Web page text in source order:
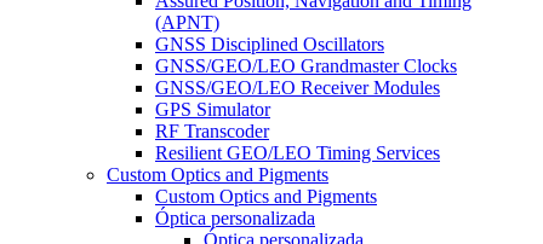
(APNT)
GNSS Disciplined Oscillators
GNSS/GEO/LEO Grandmaster Clocks
GNSS/GEO/LEO Receiver Modules
GPS Simulator
RF Transcoder
Resilient GEO/LEO Timing Services
Custom Optics and Pigments
Custom Optics and Pigments
Óptica personalizada